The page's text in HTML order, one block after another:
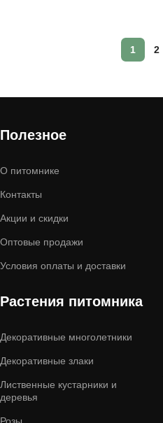
1 2
Полезное
О питомнике
Контакты
Акции и скидки
Оптовые продажи
Условия оплаты и доставки
Растения питомника
Декоративные многолетники
Декоративные злаки
Лиственные кустарники и
деревья